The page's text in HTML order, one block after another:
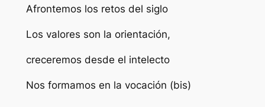
Afrontemos los retos del siglo
Los valores son la orientación,
creceremos desde el intelecto
Nos formamos en la vocación (bis)